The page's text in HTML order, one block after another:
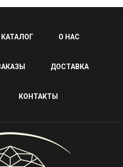
КАТАЛОГ О НАС
ДОСТАВКА
КОНТАКТЫ